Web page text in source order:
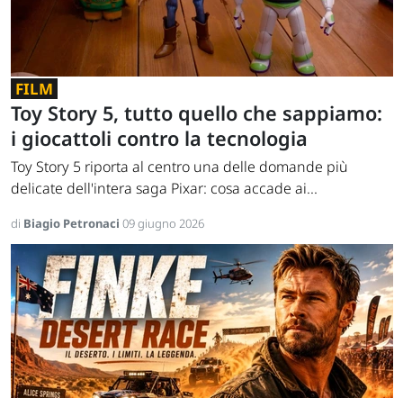
FILM
Toy Story 5, tutto quello che sappiamo:
i giocattoli contro la tecnologia
Toy Story 5 riporta al centro una delle domande più
delicate dell'intera saga Pixar: cosa accade ai...
di Biagio Petronaci 09 giugno 2026